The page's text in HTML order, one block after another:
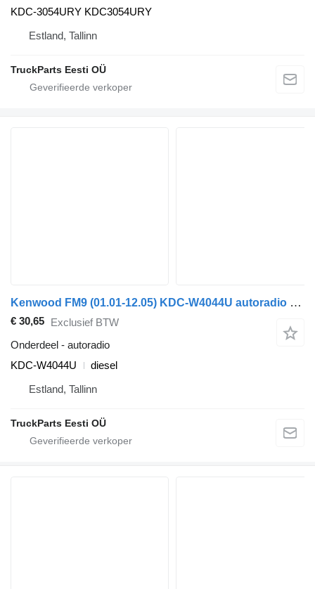
KDC-3054URY KDC3054URY
Estland, Tallinn
TruckParts Eesti OÜ
Kenwood FM9 (01.01-12.05) KDC-W4044U autoradio voor Volvo FM7-FM12, FM, FMX (1998-2014) trekker
€ 30,65 Exclusief BTW
Onderdeel - autoradio
KDC-W4044U
diesel
Estland, Tallinn
TruckParts Eesti OÜ